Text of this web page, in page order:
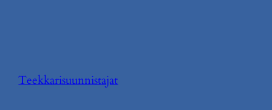
Teekkarisuunnistajat